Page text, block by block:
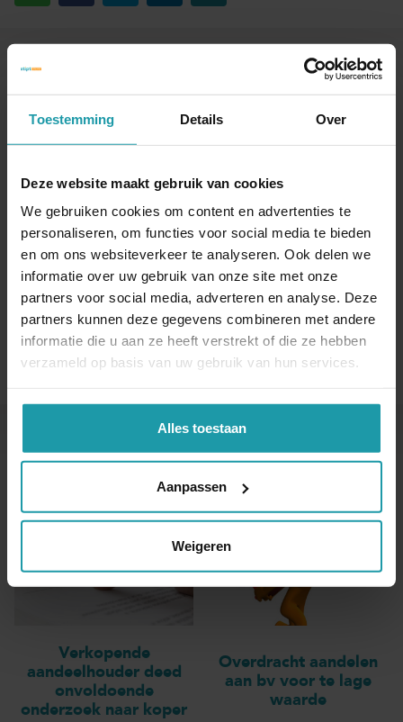
Toestemming Details Over
Deze website maakt gebruik van cookies
We gebruiken cookies om content en advertenties te
personaliseren, om functies voor social media te bieden
en om ons websiteverkeer te analyseren. Ook delen we
informatie over uw gebruik van onze site met onze
partners voor social media, adverteren en analyse. Deze
partners kunnen deze gegevens combineren met andere
informatie die u aan ze heeft verstrekt of die ze hebben
verzameld op basis van uw gebruik van hun services.
Alles toestaan
Aanpassen
Weigeren
Blijf op de hoogte van het financiële nieuws
mailing.
Naam*
E-mail adres*
Andere interessante artikelen
Verkopende
aandeelhouder deed
onvoldoende
onderzoek naar koper
Overdracht aandelen
aan bv voor te lage
waarde